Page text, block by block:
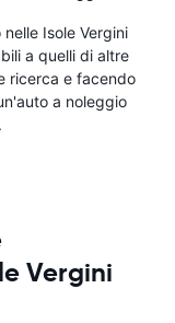
Isole Vergini
a quelli di altre
ricerca e facendo
a noleggio
Vergini